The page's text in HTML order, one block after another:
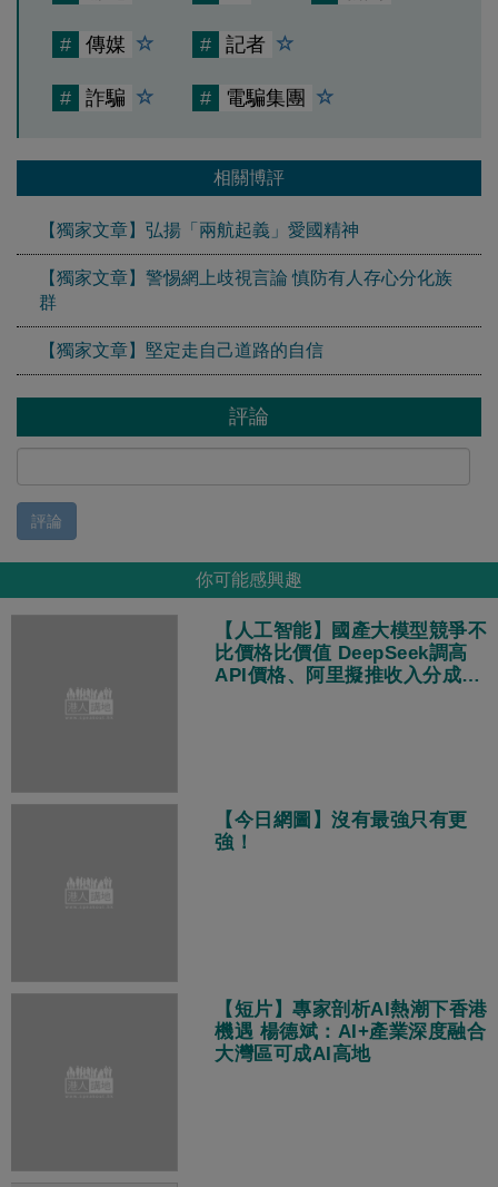
# 傳媒 # 記者
# 詐騙 # 電騙集團
相關博評
【獨家文章】弘揚「兩航起義」愛國精神
【獨家文章】警惕網上歧視言論 慎防有人存心分化族
群
【獨家文章】堅定走自己道路的自信
評論
評論
你可能感興趣
【人工智能】國產大模型競爭不
比價格比價值 DeepSeek調高
API價格、阿里擬推收入分成策
【今日網圖】沒有最強只有更
強！
【短片】專家剖析AI熱潮下香港
機遇 楊德斌：AI+產業深度融合
大灣區可成AI高地